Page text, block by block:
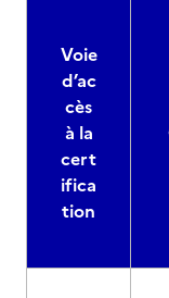
Voie
d’ac
cès
à la
cert
ifica
tion